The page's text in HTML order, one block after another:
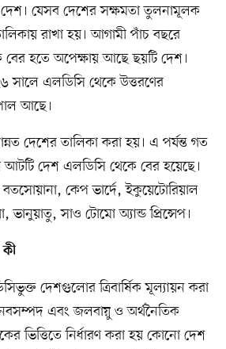
যেসব দেশের সক্ষমতা তুলনামূলক
রাখা হয়। আগামী পাঁচ বছরে
বের হতে অপেক্ষায় আছে ছয়টি দেশ।
সালে এলডিসি থেকে উত্তরণের
আছে।
দেশের তালিকা করা হয়। এ পর্যন্ত গত
দেশ এলডিসি থেকে বের হয়েছে।
কেপ ভার্দে, ইকুয়েটোরিয়াল
ভানুয়াতু, সাও টোমো অ্যান্ড প্রিন্সেপ।
দেশগুলোর ত্রিবার্ষিক মূল্যায়ন করা
এবং জলবায়ু ও অর্থনৈতিক
ভিত্তিতে নির্ধারণ করা হয় কোনো দেশ